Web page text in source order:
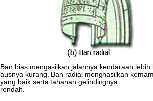
Ban bias mengasilkan jalannya kendaraan
ausnya kurang. Ban radial menghasilkan
yang baik serta tahanan gelindingnya
rendah.